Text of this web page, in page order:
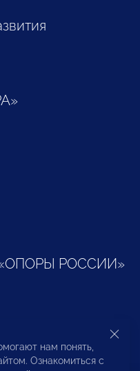
«ОПОРЫ РОССИИ»
и
нам понять,
Ознакомиться с